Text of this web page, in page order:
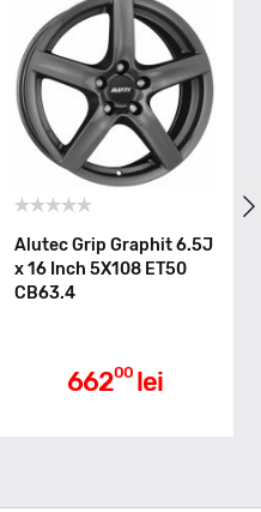
Alutec Grip Graphit 6.5J
x 16 Inch 5X108 ET50
CB63.4
66200 lei